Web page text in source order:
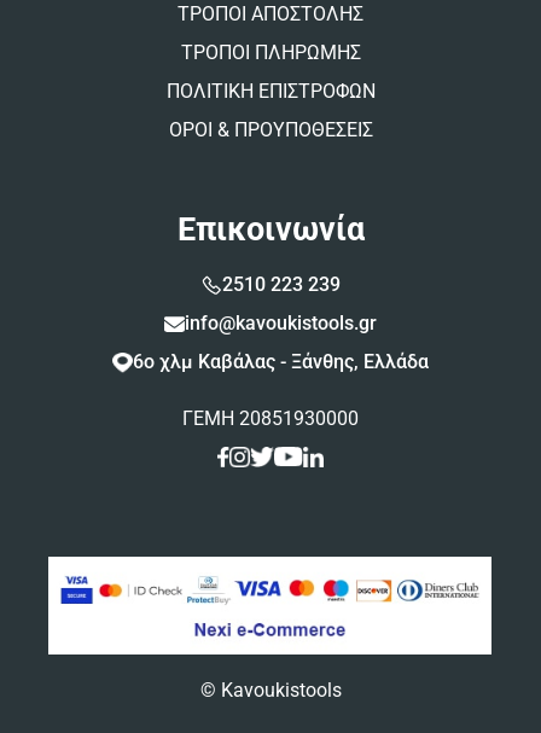
ΤΡΟΠΟΙ ΑΠΟΣΤΟΛΗΣ
ΤΡΟΠΟΙ ΠΛΗΡΩΜΗΣ
ΠΟΛΙΤΙΚΗ ΕΠΙΣΤΡΟΦΩΝ
ΟΡΟΙ & ΠΡΟΥΠΟΘΕΣΕΙΣ
Επικοινωνία
2510 223 239
info@kavoukistools.gr
6ο χλμ Καβάλας - Ξάνθης, Ελλάδα
ΓΕΜΗ 20851930000
© Kavoukistools